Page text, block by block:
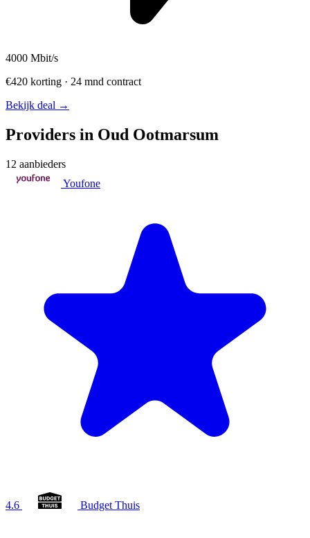
4000 Mbit/s
€420 korting · 24 mnd contract
Bekijk deal →
Providers in Oud Ootmarsum
12 aanbieders
Youfone
4.6 Budget Thuis